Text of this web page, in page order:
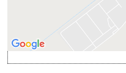
Otvoriť obsah v